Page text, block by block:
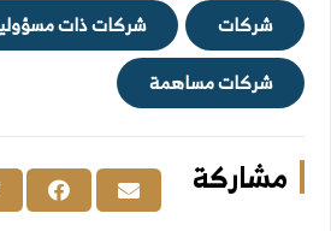
شركات
شركات ذات
شركات مساهمة
مشاركة